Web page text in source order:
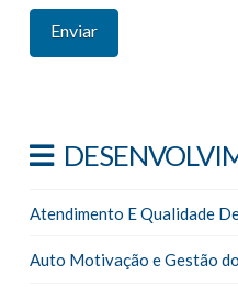
Atendimento E Qualidade
Auto Motivação e Gestão